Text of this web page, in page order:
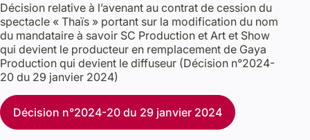
Décision relative à l’avenant au contrat de cession du
spectacle « Thaïs » portant sur la modification du nom
du mandataire à savoir SC Production et Art et Show
qui devient le producteur en remplacement de Gaya
Production qui devient le diffuseur (Décision n°2024-
20 du 29 janvier 2024)
Décision n°2024-20 du 29 janvier 2024